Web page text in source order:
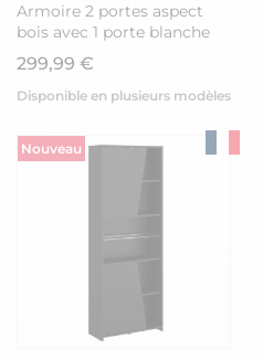
Armoire 2 portes aspect
bois avec 1 porte blanche
sérigraphiée - CHARLINE
299,99 €
Disponible en plusieurs modèles
Nouveau